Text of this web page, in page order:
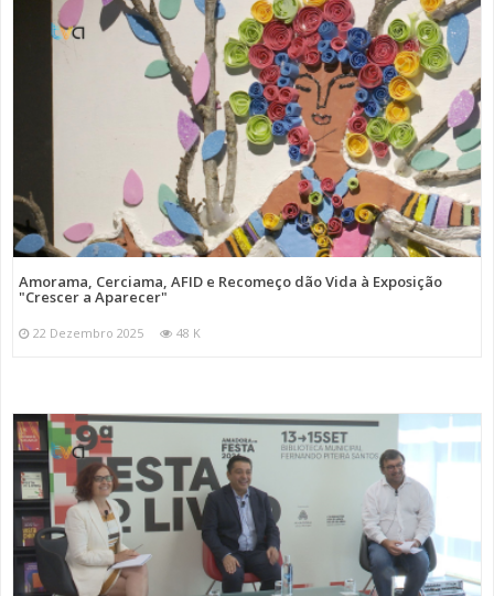
Amorama, Cerciama, AFID e Recomeço dão Vida à Exposição
"Crescer a Aparecer"
22 Dezembro 2025 48 K